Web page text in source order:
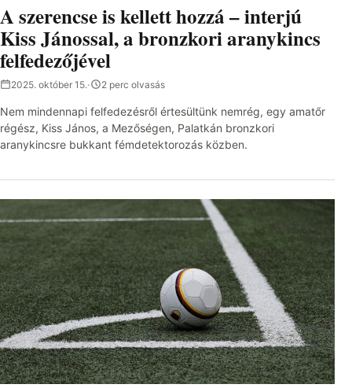
A szerencse is kellett hozzá – interjú
Kiss Jánossal, a bronzkori aranykincs
felfedezőjével
2025. október 15.· 2 perc olvasás
Nem mindennapi felfedezésről értesültünk nemrég, egy amatőr
régész, Kiss János, a Mezőségen, Palatkán bronzkori
aranykincsre bukkant fémdetektorozás közben.